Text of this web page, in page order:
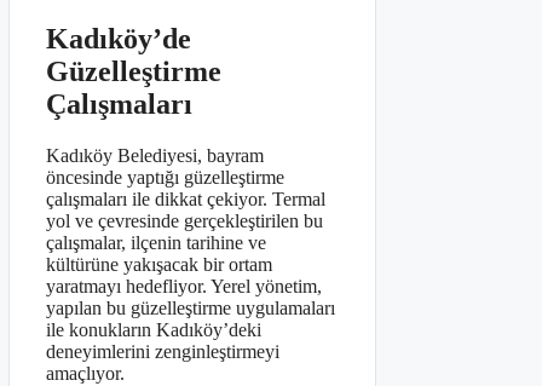
Kadıköy’de
Güzelleştirme
Çalışmaları
Kadıköy Belediyesi, bayram
öncesinde yaptığı güzelleştirme
çalışmaları ile dikkat çekiyor. Termal
yol ve çevresinde gerçekleştirilen bu
çalışmalar, ilçenin tarihine ve
kültürüne yakışacak bir ortam
yaratmayı hedefliyor. Yerel yönetim,
yapılan bu güzelleştirme uygulamaları
ile konukların Kadıköy’deki
deneyimlerini zenginleştirmeyi
amaçlıyor.